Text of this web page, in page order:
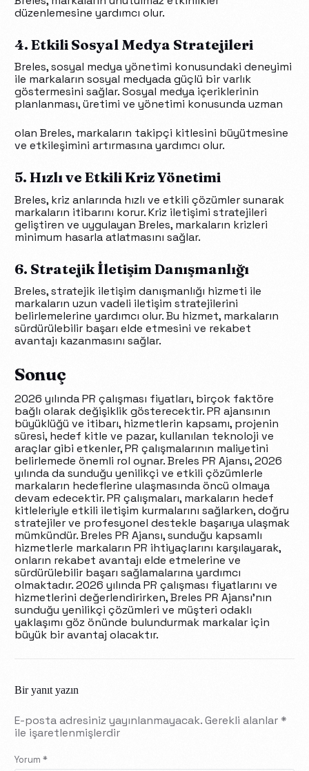
düzenlemesine yardımcı olur.
4. Etkili Sosyal Medya Stratejileri
Breles, sosyal medya yönetimi konusundaki deneyimi
ile markaların sosyal medyada güçlü bir varlık
göstermesini sağlar. Sosyal medya içeriklerinin
planlanması, üretimi ve yönetimi konusunda uzman
olan Breles, markaların takipçi kitlesini büyütmesine
ve etkileşimini artırmasına yardımcı olur.
5. Hızlı ve Etkili Kriz Yönetimi
Breles, kriz anlarında hızlı ve etkili çözümler sunarak
markaların itibarını korur. Kriz iletişimi stratejileri
geliştiren ve uygulayan Breles, markaların krizleri
minimum hasarla atlatmasını sağlar.
6. Stratejik İletişim Danışmanlığı
Breles, stratejik iletişim danışmanlığı hizmeti ile
markaların uzun vadeli iletişim stratejilerini
belirlemelerine yardımcı olur. Bu hizmet, markaların
sürdürülebilir başarı elde etmesini ve rekabet
avantajı kazanmasını sağlar.
Sonuç
2026 yılında PR çalışması fiyatları, birçok faktöre
bağlı olarak değişiklik gösterecektir. PR ajansının
büyüklüğü ve itibarı, hizmetlerin kapsamı, projenin
süresi, hedef kitle ve pazar, kullanılan teknoloji ve
araçlar gibi etkenler, PR çalışmalarının maliyetini
belirlemede önemli rol oynar. Breles PR Ajansı, 2026
yılında da sunduğu yenilikçi ve etkili çözümlerle
markaların hedeflerine ulaşmasında öncü olmaya
devam edecektir. PR çalışmaları, markaların hedef
kitleleriyle etkili iletişim kurmalarını sağlarken, doğru
stratejiler ve profesyonel destekle başarıya ulaşmak
mümkündür. Breles PR Ajansı, sunduğu kapsamlı
hizmetlerle markaların PR ihtiyaçlarını karşılayarak,
onların rekabet avantajı elde etmelerine ve
sürdürülebilir başarı sağlamalarına yardımcı
olmaktadır. 2026 yılında PR çalışması fiyatlarını ve
hizmetlerini değerlendirirken, Breles PR Ajansı’nın
sunduğu yenilikçi çözümleri ve müşteri odaklı
yaklaşımı göz önünde bulundurmak markalar için
büyük bir avantaj olacaktır.
Bir yanıt yazın
E-posta adresiniz yayınlanmayacak. Gerekli alanlar*
ile işaretlenmişlerdir
Yorum*